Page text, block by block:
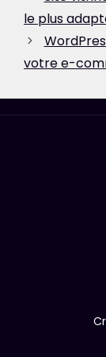
le plus
votre e-